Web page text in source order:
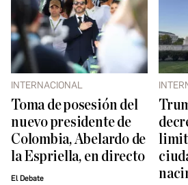
INTERNACIONAL
Toma de posesión del
nuevo presidente de
Colombia, Abelardo de
la Espriella, en directo
El Debate